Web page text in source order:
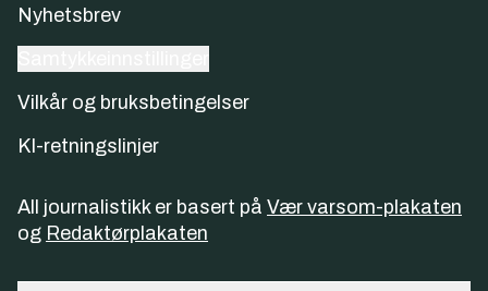
Nyhetsbrev
Vilkår og bruksbetingelser
KI-retningslinjer
All journalistikk er basert på Vær varsom-plakaten
og Redaktørplakaten